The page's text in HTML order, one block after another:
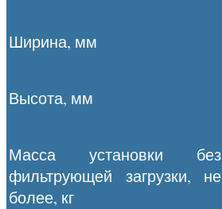
Ширина, мм
Высота, мм
Масса установки без
фильтрующей загрузки, не
более, кг